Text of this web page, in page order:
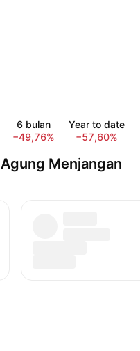
6 bulan
−49,76%
Year to date
−57,60%
Menjangan